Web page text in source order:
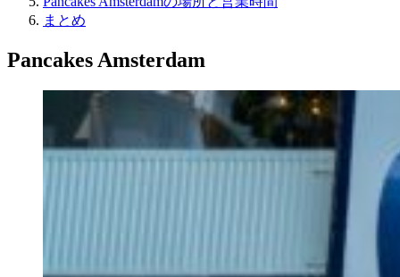
まとめ
Pancakes Amsterdam